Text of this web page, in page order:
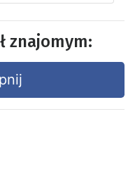
znajomym: